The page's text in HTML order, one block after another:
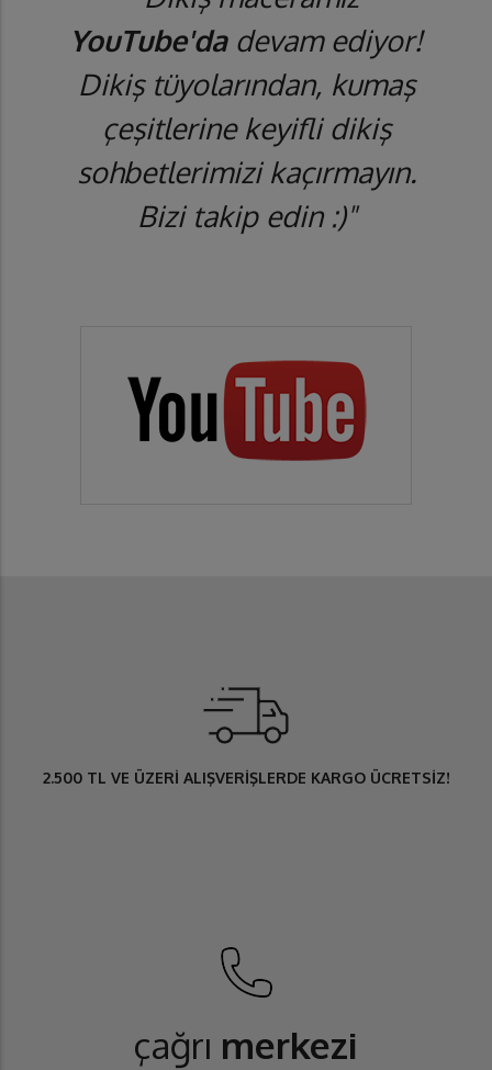
YouTube'dadevam ediyor!
Dikiş tüyolarından, kumaş
çeşitlerine keyifli dikiş
sohbetlerimizi kaçırmayın.
Bizi takip edin :)"
2.500 TL VE ÜZERİ ALIŞVERİŞLERDE KARGO ÜCRETSİZ!
çağrı merkezi